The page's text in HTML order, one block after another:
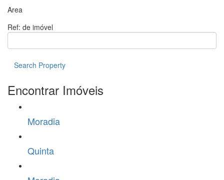
Area
Ref: de imóvel
Search Property
Encontrar Imóveis
Moradia
Quinta